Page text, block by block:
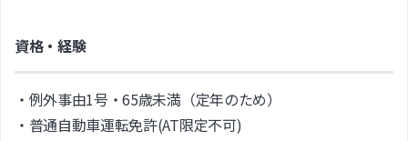
資格・経験
・例外事由1号・65歳未満（定年のため）
・普通自動車運転免許(AT限定不可)